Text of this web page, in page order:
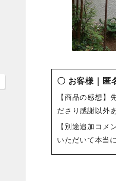
〇 お客様｜匿
【商品の感想】
ださり感謝以外
【別途追加コメ
いただいて本当